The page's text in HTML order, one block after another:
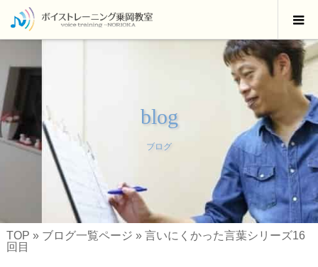
blog
ブログ
TOP » ブログ一覧ページ » 言いにくかった言葉シリーズ16
回目